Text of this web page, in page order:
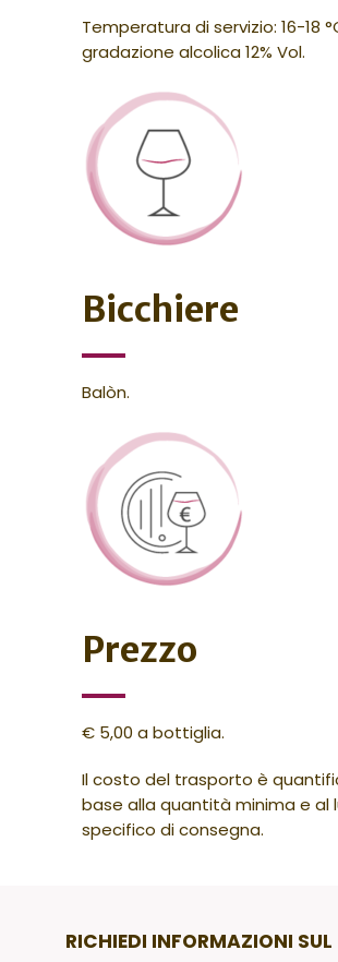
Temperatura di servizio: 16-18
gradazione alcolica 12% Vol.
Bicchiere
Balòn.
Prezzo
€ 5,00 a bottiglia.
Il costo del trasporto è
base alla quantità minima e al
specifico di consegna.
RICHIEDI INFORMAZIONI SUL